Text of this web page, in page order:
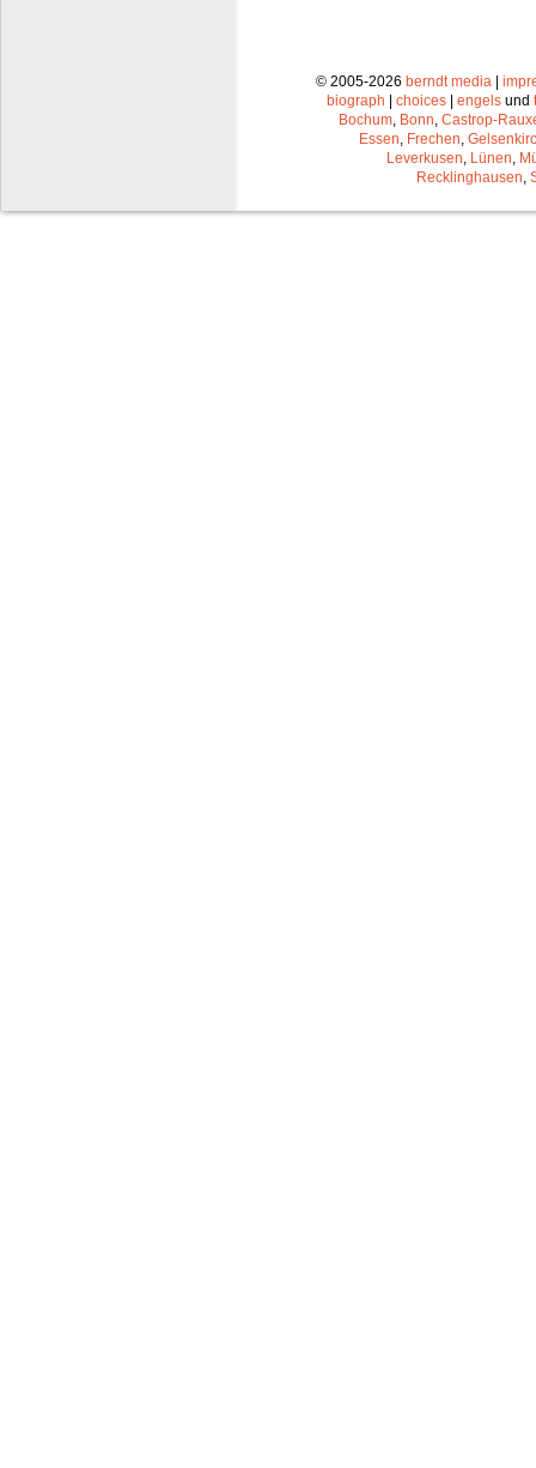
© 2005-2026 berndt media |
biograph | choices | engels und
Bochum Bonn Castrop-
Essen Frechen
Leverkusen Lünen
Recklinghausen